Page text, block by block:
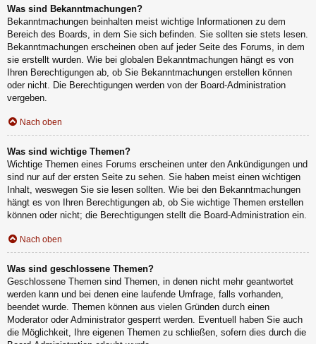
Was sind Bekanntmachungen?
Bekanntmachungen beinhalten meist wichtige Informationen zu dem
Bereich des Boards, in dem Sie sich befinden. Sie sollten sie stets lesen.
Bekanntmachungen erscheinen oben auf jeder Seite des Forums, in dem
sie erstellt wurden. Wie bei globalen Bekanntmachungen hängt es von
Ihren Berechtigungen ab, ob Sie Bekanntmachungen erstellen können
oder nicht. Die Berechtigungen werden von der Board-Administration
vergeben.
Nach oben
Was sind wichtige Themen?
Wichtige Themen eines Forums erscheinen unter den Ankündigungen und
sind nur auf der ersten Seite zu sehen. Sie haben meist einen wichtigen
Inhalt, weswegen Sie sie lesen sollten. Wie bei den Bekanntmachungen
hängt es von Ihren Berechtigungen ab, ob Sie wichtige Themen erstellen
können oder nicht; die Berechtigungen stellt die Board-Administration ein.
Nach oben
Was sind geschlossene Themen?
Geschlossene Themen sind Themen, in denen nicht mehr geantwortet
werden kann und bei denen eine laufende Umfrage, falls vorhanden,
beendet wurde. Themen können aus vielen Gründen durch einen
Moderator oder Administrator gesperrt werden. Eventuell haben Sie auch
die Möglichkeit, Ihre eigenen Themen zu schließen, sofern dies durch die